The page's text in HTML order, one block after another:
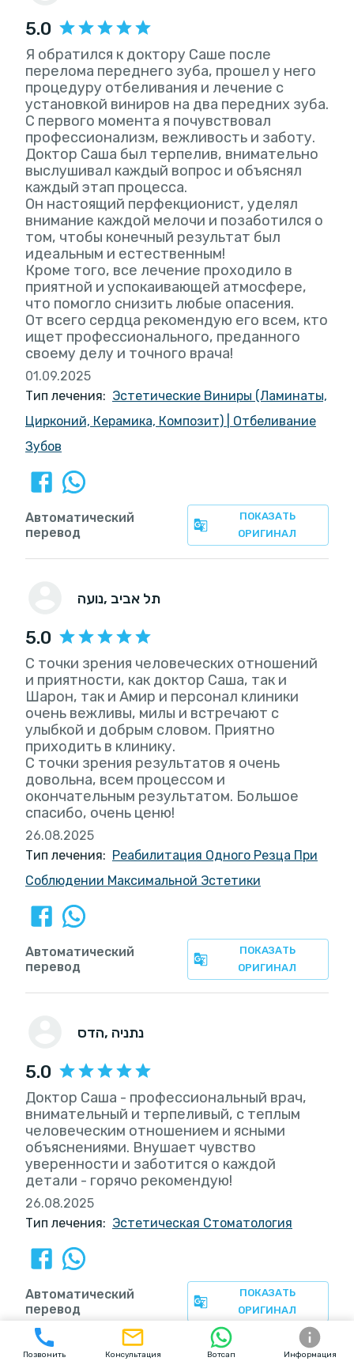
5.0
Я обратился к доктору Саше после
перелома переднего зуба, прошел у него
процедуру отбеливания и лечение с
установкой виниров на два передних зуба.
С первого момента я почувствовал
профессионализм, вежливость и заботу.
Доктор Саша был терпелив, внимательно
выслушивал каждый вопрос и объяснял
каждый этап процесса.
Он настоящий перфекционист, уделял
внимание каждой мелочи и позаботился о
том, чтобы конечный результат был
идеальным и естественным!
Кроме того, все лечение проходило в
приятной и успокаивающей атмосфере,
что помогло снизить любые опасения.
От всего сердца рекомендую его всем, кто
ищет профессионального, преданного
своему делу и точного врача!
01.09.2025
Тип лечения: Эстетические Виниры (Ламинаты,
Цирконий, Керамика, Композит)
Отбеливание
Зубов
ПОКАЗАТЬ
ОРИГИНАЛ
Автоматический
перевод
נועה , תל אביב
5.0
С точки зрения человеческих отношений
и приятности, как доктор Саша, так и
Шарон, так и Амир и персонал клиники
очень вежливы, милы и встречают с
улыбкой и добрым словом. Приятно
приходить в клинику.
С точки зрения результатов я очень
довольна, всем процессом и
окончательным результатом. Большое
спасибо, очень ценю!
26.08.2025
Тип лечения: Реабилитация Одного Резца При
Соблюдении Максимальной Эстетики
ПОКАЗАТЬ
ОРИГИНАЛ
Автоматический
перевод
הדס , נתניה
5.0
Доктор Саша - профессиональный врач,
внимательный и терпеливый, с теплым
человеческим отношением и ясными
объяснениями. Внушает чувство
уверенности и заботится о каждой
детали - горячо рекомендую!
26.08.2025
Тип лечения: Эстетическая Стоматология
ПОКАЗАТЬ
ОРИГИНАЛ
Автоматический
перевод
Позвонить Консультация Вотсап Информация